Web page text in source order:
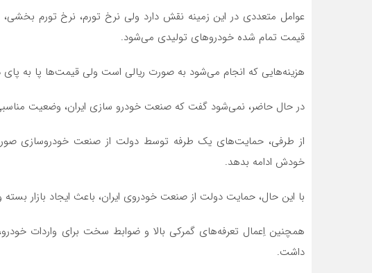
عوامل متعددی در این زمینه نقش دارد ولی نرخ تورم، نرخ تورم بخشی،
قیمت تمام شده خودروهای تولیدی می‌شود.
هزینه‌هایی که انجام می‌شود به صورت ریالی است ولی قیمت‌ها پا به پای
در حال حاضر، نمی‌شود گفت که صنعت خودرو سازی ایران، وضعیت
از طرفی، حمایت‌های یک طرفه توسط دولت از صنعت خودرو‌سازی
خودش ادامه بدهد.
با این حال، حمایت دولت از صنعت خودروی ایران، باعث ایجاد بازار بسته
همچنین اِعمال تعرفه‌های گمرکی بالا و ضوابط سخت برای واردات
داشت.